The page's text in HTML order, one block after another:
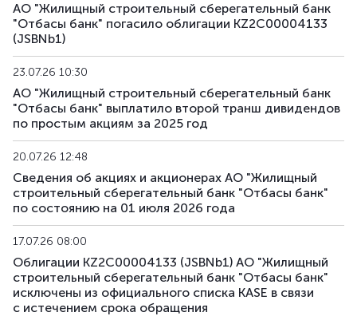
АО "Жилищный строительный сберегательный банк
"Отбасы банк" погасило облигации KZ2C00004133
(JSBNb1)
23.07.26 10:30
АО "Жилищный строительный сберегательный банк
"Отбасы банк" выплатило второй транш дивидендов
по простым акциям за 2025 год
20.07.26 12:48
Сведения об акциях и акционерах АО "Жилищный
строительный сберегательный банк "Отбасы банк"
по состоянию на 01 июля 2026 года
17.07.26 08:00
Облигации KZ2C00004133 (JSBNb1) АО "Жилищный
строительный сберегательный банк "Отбасы банк"
исключены из официального списка KASE в связи
с истечением срока обращения